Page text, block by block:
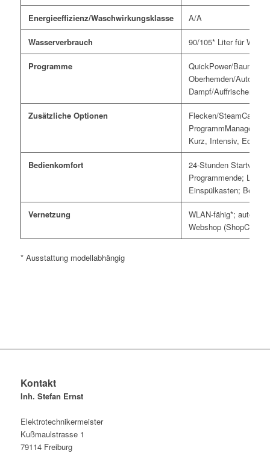
Energieeffizienz/Waschwirkungsklasse A/A
Wasserverbrauch 90/105* Liter für
Programme
QuickPower/
Oberhemden/
Dampf/Auffrischen/
Zusätzliche Optionen
Flecken/SteamCare/
ProgrammManager
Kurz, Intensiv, Eco,
Bedienkomfort
24-Stunden
Programmende; LED-
Einspülkasten;
Vernetzung
WLAN-fähig*;
Webshop
* Ausstattung modellabhängig
Kontakt
Inh. Stefan Ernst
Elektrotechnikermeister
Kußmaulstrasse 1
79114 Freiburg